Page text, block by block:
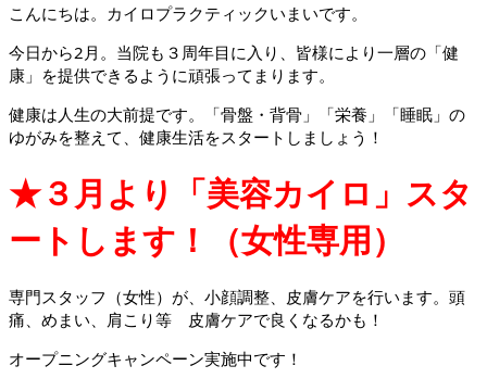
こんにちは。カイロプラクティックいまいです。
今日から2月。当院も３周年目に入り、皆様により一層の「健
康」を提供できるように頑張ってまります。
健康は人生の大前提です。「骨盤・背骨」「栄養」「睡眠」の
ゆがみを整えて、健康生活をスタートしましょう！
★３月より「美容カイロ」スタ
ートします！（女性専用）
専門スタッフ（女性）が、小顔調整、皮膚ケアを行います。頭
痛、めまい、肩こり等 皮膚ケアで良くなるかも！
オープニングキャンペーン実施中です！